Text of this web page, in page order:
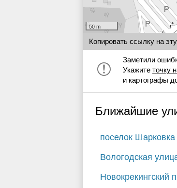
50 m
Копировать ссылку на
Заметили
Укажите точку
и картографы
Ближайшие
поселок Шарковка
Вологодская
Новокрекингский